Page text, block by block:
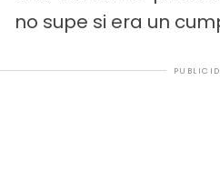
no supe si era un